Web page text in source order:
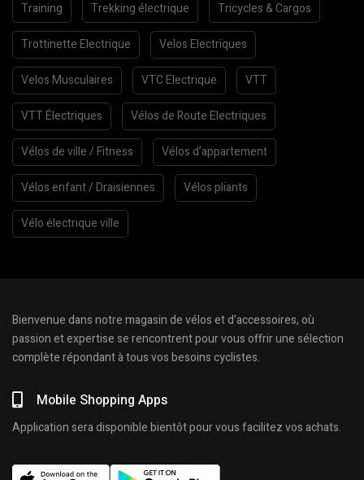
Training Trekking électrique Tricycles & Cargos
Trottinette Electrique Velos Electriques
Velos Musculaires VTC Electrique VTT
VTT Électriques Vélos de Route Electriques
Vélos de ville / Fitness Vélos d’appartement
Vélos enfant / Draisiennes Vélos pliants
Vélo électrique ville
Bienvenue dans notre magasin de vélos et d’accessoires, où
passion et expertise se rencontrent pour vous offrir une sélection
complète répondant à tous vos besoins cyclistes.
Mobile Shopping Apps
Application sera disponible bientôt pour vous facilitez vos achats.